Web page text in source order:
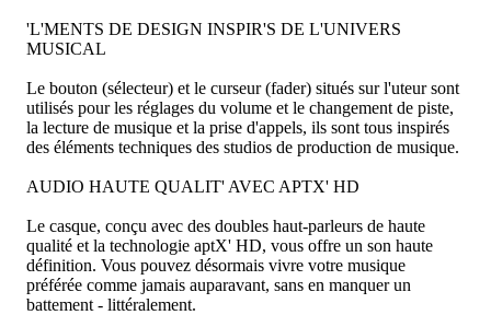
'L'MENTS DE DESIGN INSPIR'S DE L'UNIVERS
MUSICAL
Le bouton (sélecteur) et le curseur (fader) situés sur l'uteur sont
utilisés pour les réglages du volume et le changement de piste,
la lecture de musique et la prise d'appels, ils sont tous inspirés
des éléments techniques des studios de production de musique.
AUDIO HAUTE QUALIT' AVEC APTX' HD
Le casque, conçu avec des doubles haut-parleurs de haute
qualité et la technologie aptX' HD, vous offre un son haute
définition. Vous pouvez désormais vivre votre musique
préférée comme jamais auparavant, sans en manquer un
battement - littéralement.